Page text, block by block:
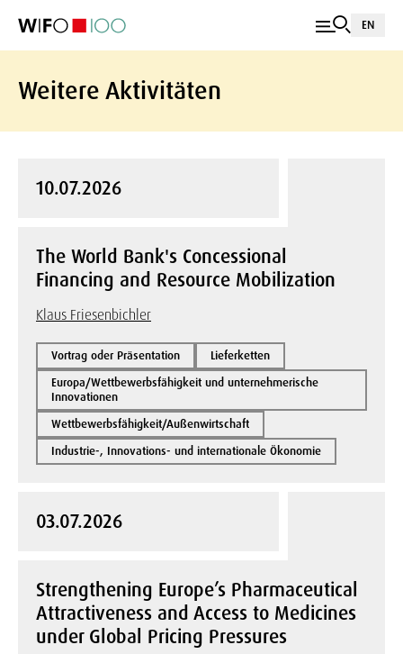
EN
Weitere Aktivitäten
10.07.2026
The World Bank's Concessional
Financing and Resource Mobilization
Klaus Friesenbichler
Vortrag oder Präsentation
Lieferketten
Europa/Wettbewerbsfähigkeit und unternehmerische
Innovationen
Wettbewerbsfähigkeit/Außenwirtschaft
Industrie-, Innovations- und internationale Ökonomie
03.07.2026
Strengthening Europe’s Pharmaceutical
Attractiveness and Access to Medicines
under Global Pricing Pressures